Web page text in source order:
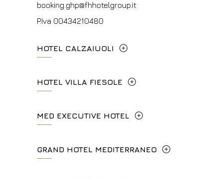
booking.ghp@fhhotelgroup.it
P.Iva 00434210480
HOTEL CALZAIUOLI
+39 055 212456
info.hc@fhhotelgroup.it
booking.hc@fhhotelgroup.it
HOTEL VILLA FIESOLE
l'Angelico, 35, 50014 Fiesole Città
+39 055 597252
MED EXECUTIVE HOTEL
+39 055 06 92 860
GRAND HOTEL MEDITERRANEO